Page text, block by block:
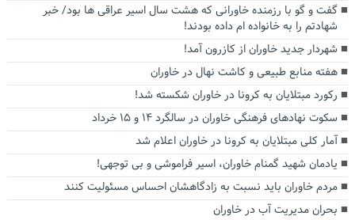
گفت و گو با رزمنده خاورانی که هشت سال اسیر عراقی ها بود/ خبر
شهادتم را به خانواده ام داده بودند!
شهردار جدید خاوران از کازرون آمد!
هفته منابع طبیعی و کاشت نهال در خاوران
رکورد مبتلایان به کرونا در خاوران شکسته شد!
سکوت نهادهای فرهنگی خاوران در سالگرد ۱۴ و ۱۵ خرداد
آمار کلی مبتلایان به کرونا در خاوران اعلام شد
یادمان شهید گمنام خاوران، اسیر فراموشی و بی توجهی!
مردم خاوران باید نسبت به زادگاهشان احساس مسئولیت کنند
بحران مدیریت آب در خاوران